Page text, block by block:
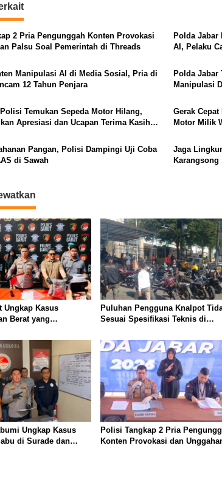
2 Pria Pengunggah Konten Provokasi
Palsu Soal Pemerintah di Threads
Polda Jabar
AI, Pelaku
Manipulasi AI di Media Sosial, Pria di
12 Tahun Penjara
Polda Jabar
Manipulasi
Temukan Sepeda Motor Hilang,
Apresiasi dan Ucapan Terima Kasih
Gerak
Motor Milik
Pangan, Polisi Dampingi Uji Coba
di Sawah
Jaga
Karangsong
Ungkap Kasus
Berat yang
Puluhan Pengguna Knalpot
Sesuai Spesifikasi Teknis di
Polisi
Ungkap Kasus
di Surade dan
Polisi Tangkap 2 Pria
Konten Provokasi dan